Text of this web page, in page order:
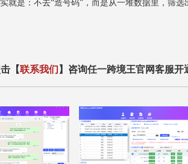
是：不去“造号码”，而是从一堆数据里，筛选
【联系我们 】咨询任一跨境王官网客服开